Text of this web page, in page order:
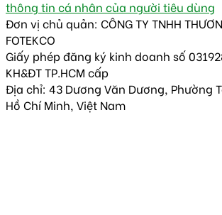
thông tin cá nhân của người tiêu dùng
Đơn vị chủ quản: CÔNG TY TNHH
FOTEKCO
Giấy phép đăng ký kinh doanh số
KH&ĐT TP.HCM cấp
Địa chỉ: 43 Dương Văn Dương, Phường
Hồ Chí Minh, Việt Nam